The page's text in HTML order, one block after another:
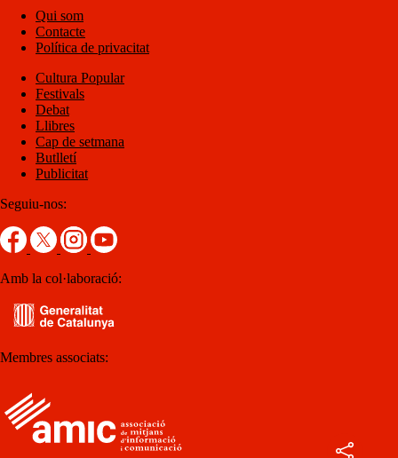
Qui som
Contacte
Política de privacitat
Cultura Popular
Festivals
Debat
Llibres
Cap de setmana
Butlletí
Publicitat
Seguiu-nos:
Amb la col·laboració:
Membres associats: